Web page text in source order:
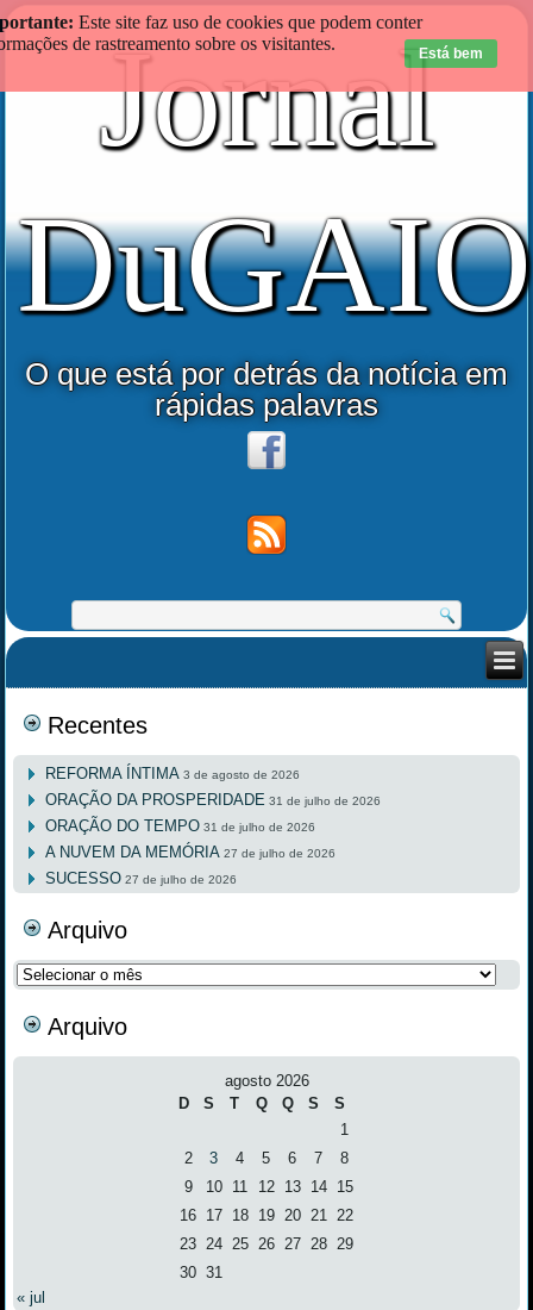
Jornal
DuGAIO
O que está por detrás da notícia em
rápidas palavras
Recentes
REFORMA ÍNTIMA 3 de agosto de 2026
ORAÇÃO DA PROSPERIDADE 31 de julho de 2026
ORAÇÃO DO TEMPO 31 de julho de 2026
A NUVEM DA MEMÓRIA 27 de julho de 2026
SUCESSO 27 de julho de 2026
Arquivo
Arquivo
Arquivo
agosto 2026
D
S T Q Q S
S
1
2
3 4 5 6 7
8
9
10 11 12 13 14
15
16 17 18 19 20 21
22
23 24 25 26 27 28
29
30 31
« jul
Este site faz uso de cookies que podem conter
de rastreamento sobre os visitantes.
Está bem